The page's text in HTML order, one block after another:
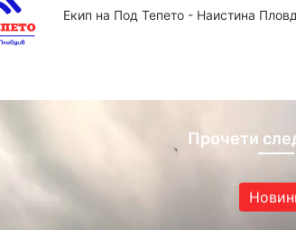
Екип на Под Тепето - Наистина
Прочети